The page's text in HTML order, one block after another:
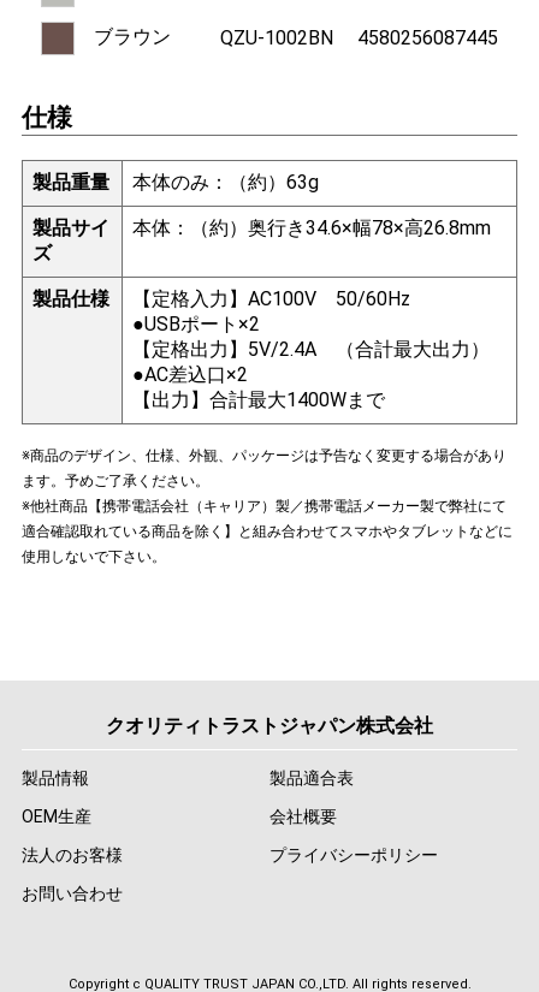
ブラウン QZU-1002BN 4580256087445
仕様
製品重量
本体のみ：（約）63g
製品サイ
ズ
本体：（約）奥行き34.6×幅78×高26.8mm
製品仕様
【定格入力】AC100V 50/60Hz
●USBポート×2
【定格出力】5V/2.4A （合計最大出力）
●AC差込口×2
【出力】合計最大1400Wまで
※商品のデザイン、仕様、外観、パッケージは予告なく変更する場合があり
ます。予めご了承ください。
※他社商品【携帯電話会社（キャリア）製／携帯電話メーカー製で弊社にて
適合確認取れている商品を除く】と組み合わせてスマホやタブレットなどに
使用しないで下さい。
クオリティトラストジャパン株式会社
製品情報
製品適合表
OEM生産
会社概要
法人のお客様
プライバシーポリシー
お問い合わせ
Copyright c QUALITY TRUST JAPAN CO.,LTD. All rights reserved.